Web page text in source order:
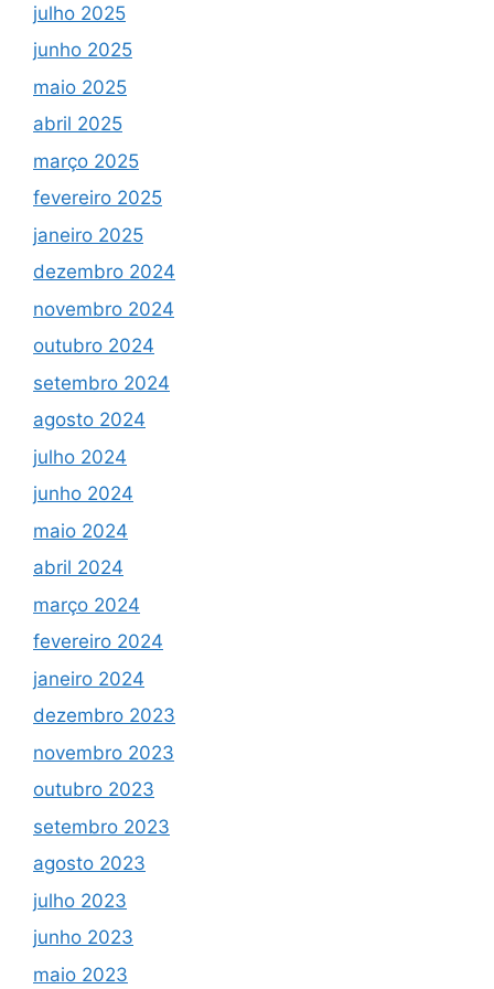
julho 2025
junho 2025
maio 2025
abril 2025
março 2025
fevereiro 2025
janeiro 2025
dezembro 2024
novembro 2024
outubro 2024
setembro 2024
agosto 2024
julho 2024
junho 2024
maio 2024
abril 2024
março 2024
fevereiro 2024
janeiro 2024
dezembro 2023
novembro 2023
outubro 2023
setembro 2023
agosto 2023
julho 2023
junho 2023
maio 2023